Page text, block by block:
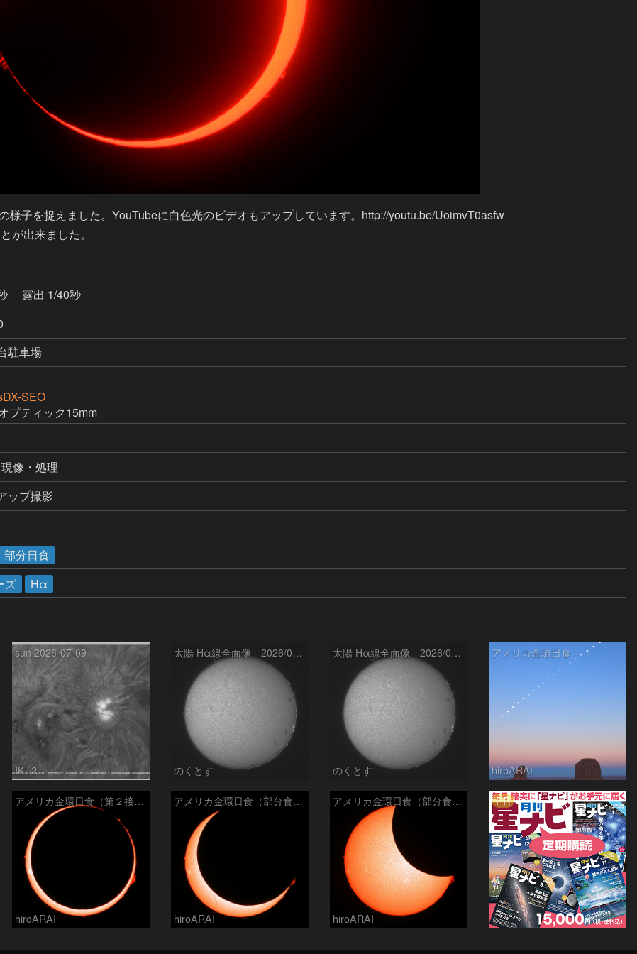
子を捉えました。YouTubeに白色光のビデオもアップしています。http://youtu.be/UoimvT0asfw
が出来ました。
露出 1/40秒
駐車場
SEO
プティック15mm
像・処理
ップ撮影
分日食
ズ Hα
sun 2026-07-09
IKT2
太陽 Hα線全面像 2026/03/15
のくとす
太陽 Hα線全面像 2026/03/14
のくとす
アメリカ金環日食
hiroARAI
アメリカ金環日食（第２接触）
hiroARAI
アメリカ金環日食（部分食その２）
hiroARAI
アメリカ金環日食（部分食その１）
hiroARAI
PR